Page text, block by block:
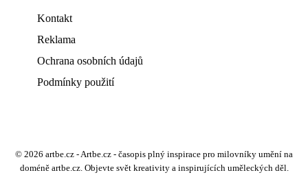
Kontakt
Reklama
Ochrana osobních údajů
Podmínky použití
© 2026 artbe.cz - Artbe.cz - časopis plný inspirace pro milovníky umění na
doméně artbe.cz. Objevte svět kreativity a inspirujících uměleckých děl.